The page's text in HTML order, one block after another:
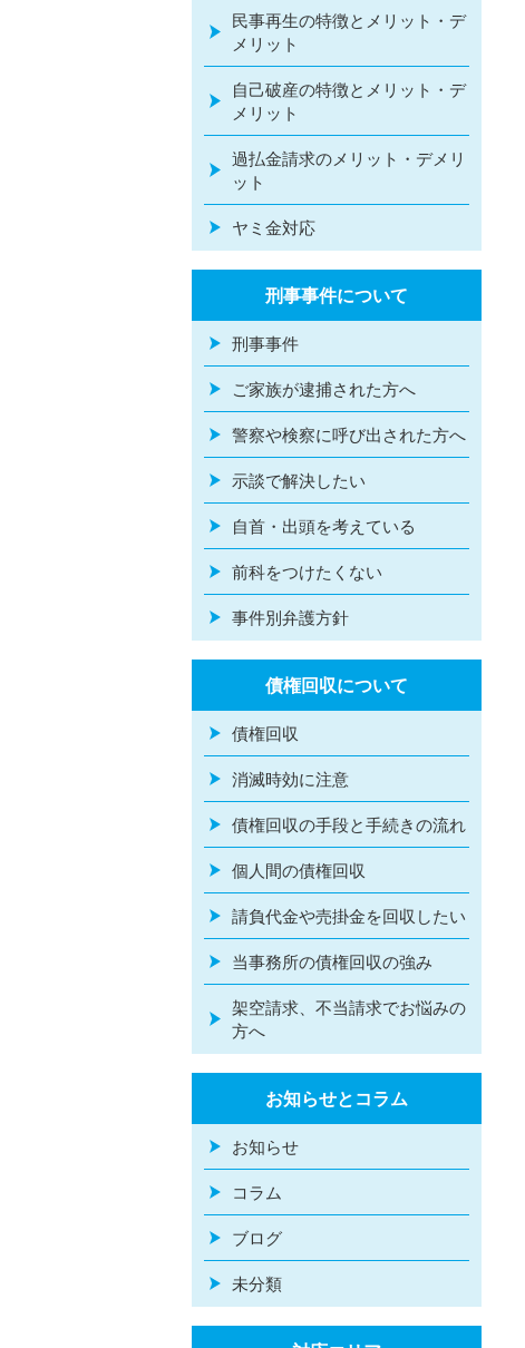
民事再生の特徴とメリット・デ
メリット
自己破産の特徴とメリット・デ
メリット
過払金請求のメリット・デメリ
ット
ヤミ金対応
刑事事件について
刑事事件
ご家族が逮捕された方へ
警察や検察に呼び出された方へ
示談で解決したい
自首・出頭を考えている
前科をつけたくない
事件別弁護方針
債権回収について
債権回収
消滅時効に注意
債権回収の手段と手続きの流れ
個人間の債権回収
請負代金や売掛金を回収したい
当事務所の債権回収の強み
架空請求、不当請求でお悩みの
方へ
お知らせとコラム
お知らせ
コラム
ブログ
未分類